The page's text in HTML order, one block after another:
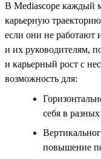
В Mediascope каждый
карьерную
если они не работают
и их руководителям,
и карьерный рост с
возможность для:
себя в
повышение по